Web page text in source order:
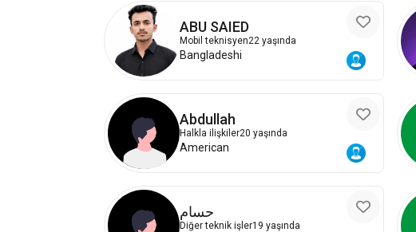
ABU SAIED
Mobil teknisyen22 yaşında
Bangladeshi
Abdullah
Halkla ilişkiler20 yaşında
American
حسام
Diğer teknik işler19 yaşında